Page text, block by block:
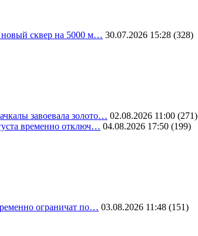
новый сквер на 5000 м… 30.07.2026 15:28 (328)
завоевала золото… 02.08.2026 11:00 (271)
временно отключ… 04.08.2026 17:50 (199)
ограничат по… 03.08.2026 11:48 (151)